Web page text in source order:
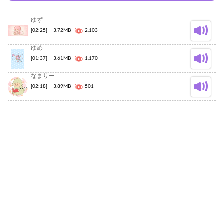
ゆず
[02:25] 3.72MB 2,103
ゆめ
[01:37] 3.61MB 1,170
なまりー
[02:18] 3.89MB 501